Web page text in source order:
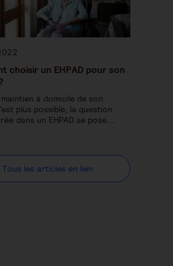
choisir un EHPAD pour son
à domicile de son
plus possible, la question
dans un EHPAD se pose.…
Tous les articles en lien